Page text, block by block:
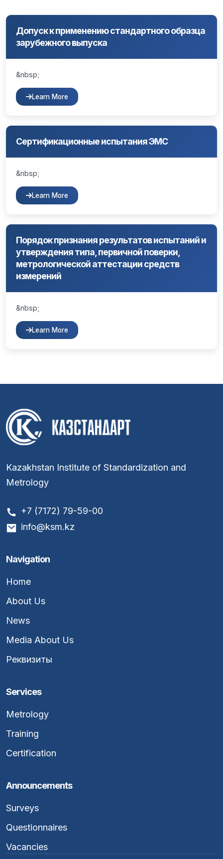
Допуск к применению стандартного образца
зарубежного выпуска
&nbsp;
Learn More
Сертификационные испытания ЭМС
&nbsp;
Learn More
Порядок признания результатов испытаний и
утверждения типа, первичной поверки,
метрологической аттестации средств
измерений
&nbsp;
Learn More
Kazakhstan Institute of Standardization and
Metrology
+7 (7172) 79-59-00
info@ksm.kz
Navigation
Home
About Us
News
Media About Us
Реквизиты
Services
Metrology
Training
Certification
Announcements
Surveys
Questionnaires
Vacancies